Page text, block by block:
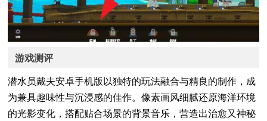
游戏测评
潜水员戴夫安卓手机版以独特的玩法融合与精良的制作，成
为兼具趣味性与沉浸感的佳作。像素画风细腻还原海洋环境
的光影变化，搭配贴合场景的背景音乐，营造出治愈又神秘